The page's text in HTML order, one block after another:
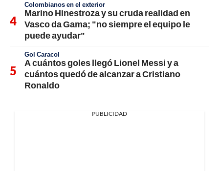
Colombianos en el exterior
Marino Hinestroza y su cruda realidad en
Vasco da Gama; "no siempre el equipo le
puede ayudar"
Gol Caracol
A cuántos goles llegó Lionel Messi y a
cuántos quedó de alcanzar a Cristiano
Ronaldo
PUBLICIDAD